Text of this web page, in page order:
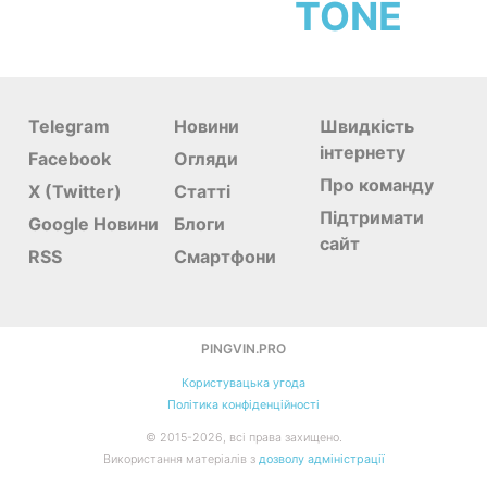
TONE
Telegram
Facebook
X (Twitter)
Google Новини
RSS
Новини
Огляди
Статті
Блоги
Смартфони
Швидкість
інтернету
Про команду
Підтримати
сайт
PINGVIN.PRO
Користувацька угода
Політика конфіденційності
© 2015-2026 , всі права захищено.
Використання матеріалів з дозволу адміністрації